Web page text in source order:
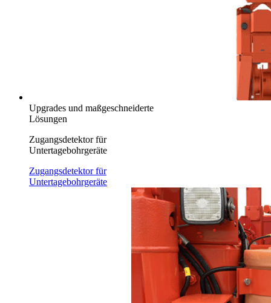
Upgrades und maßgeschneiderte
Lösungen
Zugangsdetektor für
Untertagebohrgeräte
Zugangsdetektor für
Untertagebohrgeräte